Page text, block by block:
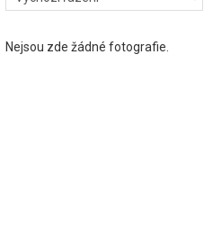
Nejsou zde žádné fotografie.